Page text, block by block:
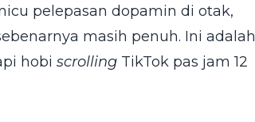
pelepasan dopamin di otak,
masih penuh. Ini adalah
hobi scrolling TikTok pas jam 12